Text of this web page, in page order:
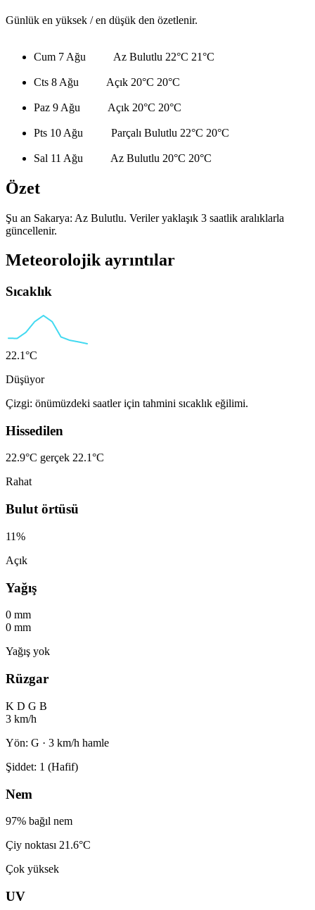
Günlük en yüksek / en düşük den özetlenir.
Cum 7 Ağu Az Bulutlu 22°C 21°C
Cts 8 Ağu Açık 20°C 20°C
Paz 9 Ağu Açık 20°C 20°C
Pts 10 Ağu Parçalı Bulutlu 22°C 20°C
Sal 11 Ağu Az Bulutlu 20°C 20°C
Özet
Şu an Sakarya: Az Bulutlu. Veriler yaklaşık 3 saatlik aralıklarla
güncellenir.
Meteorolojik ayrıntılar
Sıcaklık
22.1°C
Düşüyor
Çizgi: önümüzdeki saatler için tahmini sıcaklık eğilimi.
Hissedilen
22.9°C gerçek 22.1°C
Rahat
Bulut örtüsü
11%
Açık
Yağış
0 mm
0 mm
Yağış yok
Rüzgar
K D G B
3 km/h
Yön: G · 3 km/h hamle
Şiddet: 1 (Hafif)
Nem
97% bağıl nem
Çiy noktası 21.6°C
Çok yüksek
UV